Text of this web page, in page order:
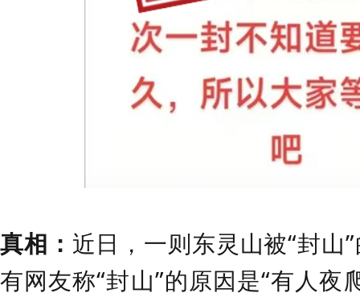
真相： 近日，一则东灵山被“封山
有网友称“封山”的原因是“有人夜